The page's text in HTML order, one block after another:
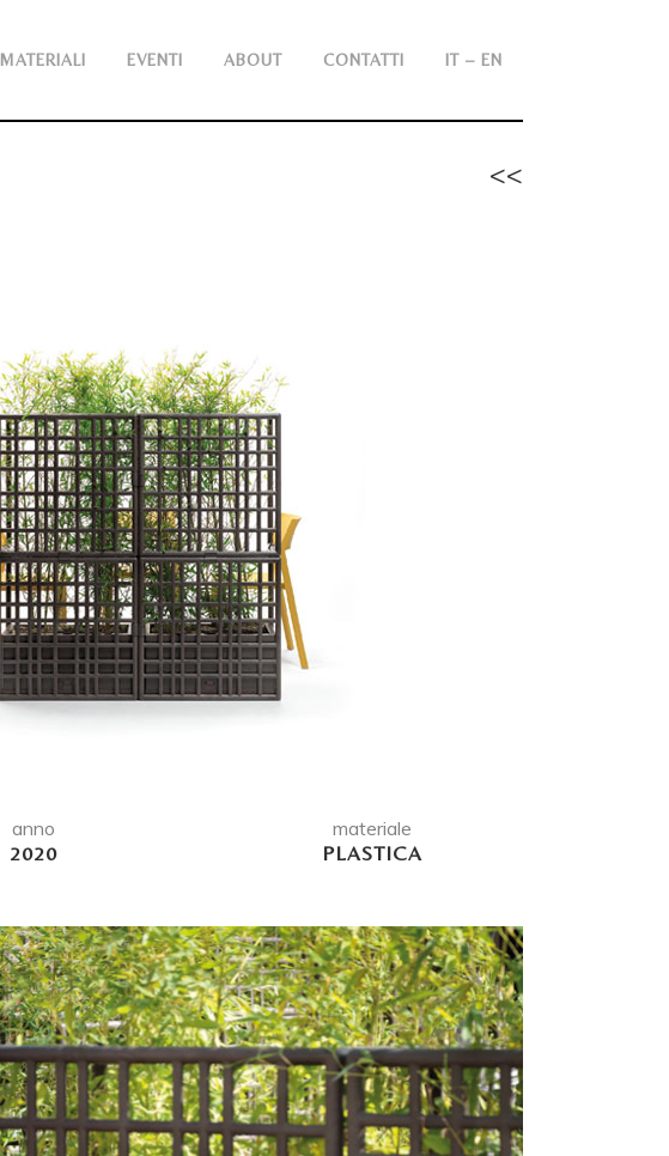
MATERIALI EVENTI ABOUT CONTATTI IT – EN
<<
anno
2020
materiale
PLASTICA